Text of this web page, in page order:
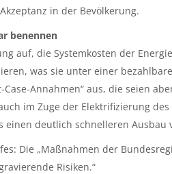
in der Bevölkerung.
benennen
auf, die Systemkosten der
was sie unter einer
Case-Annahmen“ aus, die seien
im Zuge der Elektrifizierung
einen deutlich schnelleren
Die „Maßnahmen der
Risiken.“